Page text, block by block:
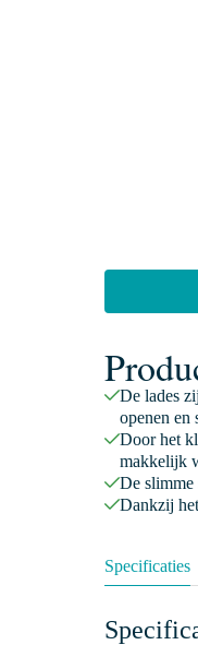
De lades
openen en
Door het
makkelijk
De slimme
Dankzij
Specificaties